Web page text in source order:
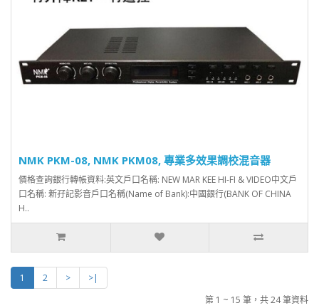
NMK PKM-08, NMK PKM08, 專業多效果調校混音器
價格查詢銀行轉帳資料:英文戶口名稱: NEW MAR KEE HI-FI & VIDEO中文戶
口名稱: 新孖記影音戶口名稱(Name of Bank):中國銀行(BANK OF CHINA
H..
1 2 >
>|
第 1 ~ 15 筆，共 24 筆資料